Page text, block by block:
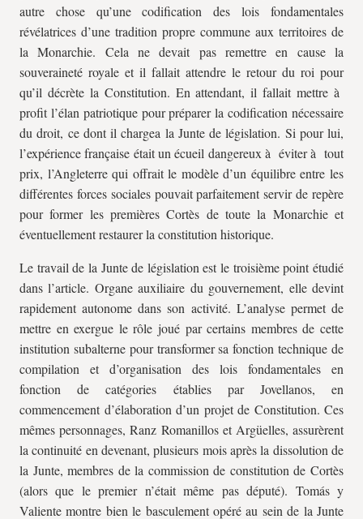
autre chose qu’une codification des lois fondamentales
révélatrices d’une tradition propre commune aux territoires de
la Monarchie. Cela ne devait pas remettre en cause la
souveraineté royale et il fallait attendre le retour du roi pour
qu’il décrète la Constitution. En attendant, il fallait mettre à
profit l’élan patriotique pour préparer la codification nécessaire
du droit, ce dont il chargea la Junte de législation. Si pour lui,
l’expérience française était un écueil dangereux à éviter à tout
prix, l’Angleterre qui offrait le modèle d’un équilibre entre les
différentes forces sociales pouvait parfaitement servir de repère
pour former les premières Cortès de toute la Monarchie et
éventuellement restaurer la constitution historique.
Le travail de la Junte de législation est le troisième point étudié
dans l’article. Organe auxiliaire du gouvernement, elle devint
rapidement autonome dans son activité. L’analyse permet de
mettre en exergue le rôle joué par certains membres de cette
institution subalterne pour transformer sa fonction technique de
compilation et d’organisation des lois fondamentales en
fonction de catégories établies par Jovellanos, en
commencement d’élaboration d’un projet de Constitution. Ces
mêmes personnages, Ranz Romanillos et Argüelles, assurèrent
la continuité en devenant, plusieurs mois après la dissolution de
la Junte, membres de la commission de constitution de Cortès
(alors que le premier n’était même pas député). Tomás y
Valiente montre bien le basculement opéré au sein de la Junte